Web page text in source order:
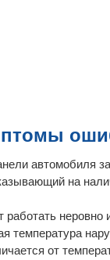
автомобиля
на
работать неровно
температура
от